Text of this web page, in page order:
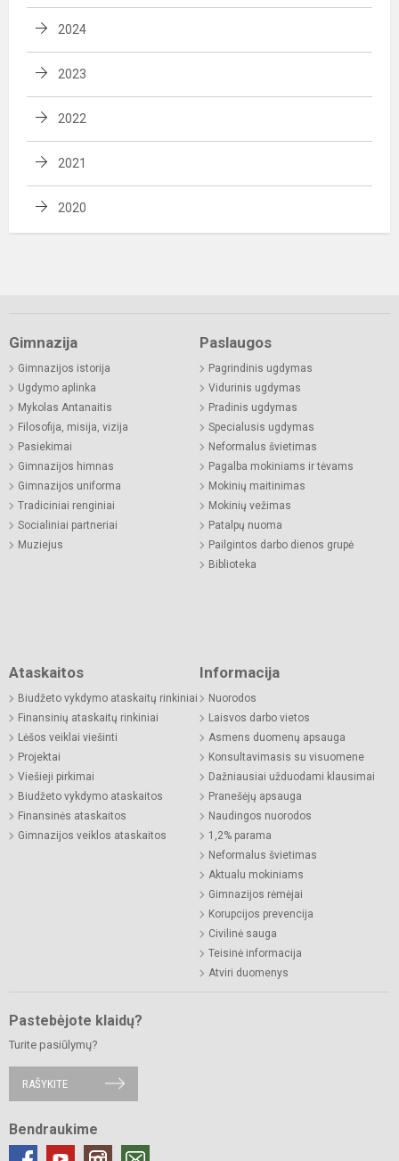
2024
2023
2022
2021
2020
Gimnazija
Gimnazijos istorija
Ugdymo aplinka
Mykolas Antanaitis
Filosofija, misija, vizija
Pasiekimai
Gimnazijos himnas
Gimnazijos uniforma
Tradiciniai renginiai
Socialiniai partneriai
Muziejus
Paslaugos
Pagrindinis ugdymas
Vidurinis ugdymas
Pradinis ugdymas
Specialusis ugdymas
Neformalus švietimas
Pagalba mokiniams ir tėvams
Mokinių maitinimas
Mokinių vežimas
Patalpų nuoma
Pailgintos darbo dienos grupė
Biblioteka
Ataskaitos
Biudžeto vykdymo ataskaitų rinkiniai
Finansinių ataskaitų rinkiniai
Lėšos veiklai viešinti
Projektai
Viešieji pirkimai
Biudžeto vykdymo ataskaitos
Finansinės ataskaitos
Gimnazijos veiklos ataskaitos
Informacija
Nuorodos
Laisvos darbo vietos
Asmens duomenų apsauga
Konsultavimasis su visuomene
Dažniausiai užduodami klausimai
Pranešėjų apsauga
Naudingos nuorodos
1,2% parama
Neformalus švietimas
Aktualu mokiniams
Gimnazijos rėmėjai
Korupcijos prevencija
Civilinė sauga
Teisinė informacija
Atviri duomenys
Pastebėjote klaidų?
Turite pasiūlymų?
RAŠYKITE
Bendraukime